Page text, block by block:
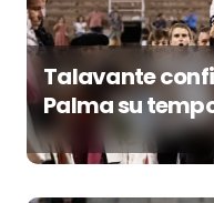
Talavante
Palma su
figura y el palco
premio a Roca